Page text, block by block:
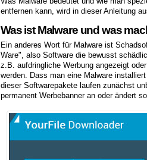
entfernen kann, wird in dieser Anleitung
Was ist Malware und was
Ein anderes Wort für Malware ist
Ware", also Software die bewusst
z.B. aufdringliche Werbung angezeigt
werden. Dass man eine Malware
dieser Softwarepakete laufen zunächst
permanent Werbebanner an oder ändert